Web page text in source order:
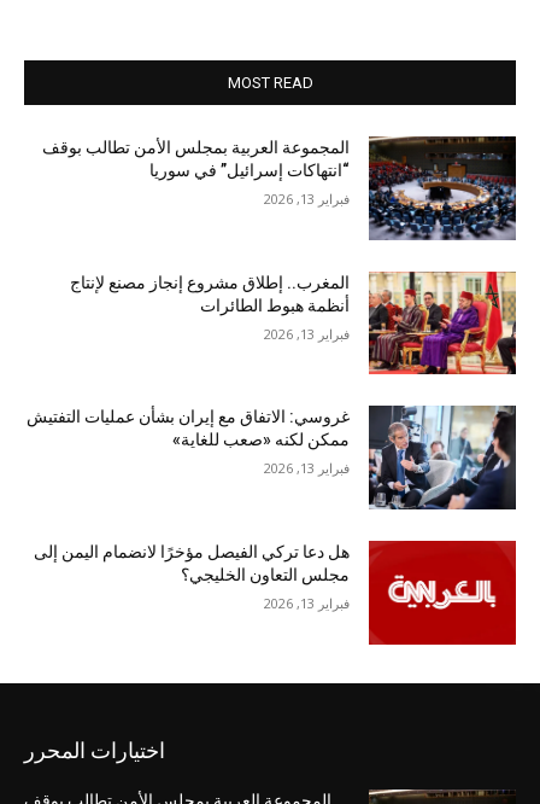
MOST READ
المجموعة العربية بمجلس الأمن تطالب بوقف
“انتهاكات إسرائيل” في سوريا
فبراير 13, 2026
المغرب.. إطلاق مشروع إنجاز مصنع لإنتاج
أنظمة هبوط الطائرات
فبراير 13, 2026
غروسي: الاتفاق مع إيران بشأن عمليات التفتيش
ممكن لكنه «صعب للغاية»
فبراير 13, 2026
هل دعا تركي الفيصل مؤخرًا لانضمام اليمن إلى
مجلس التعاون الخليجي؟
فبراير 13, 2026
اختيارات المحرر
المجموعة العربية بمجلس الأمن تطالب بوقف